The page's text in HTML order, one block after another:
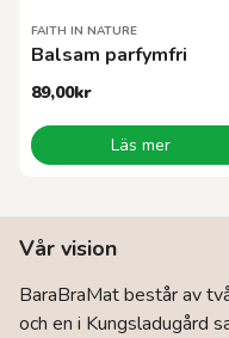
FAITH IN NATURE
Balsam parfymfri
89,00kr
Läs mer
Vår vision
BaraBraMat består av
och en i Kungsladugård